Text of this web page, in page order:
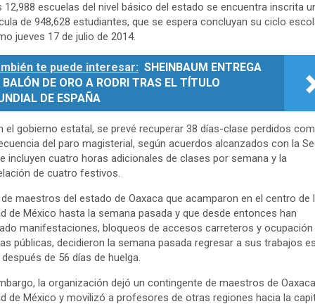
12,988 escuelas del nivel básico del estado se encuentra inscrita
de 948,628 estudiantes, que se espera concluyan su ciclo
jueves 17 de julio de 2014.
te puede interesar: SHEINBAUM ENTREGA
BALÓN DE ORO A RODRI TRAS EL TÍTULO
DE ESPAÑA
el gobierno estatal, se prevé recuperar 38 días-clase perdidos
del paro magisterial, según acuerdos alcanzados con la
incluyen cuatro horas adicionales de clases por semana y la
de cuatro festivos.
maestros del estado de Oaxaca que acamparon en el centro de
de México hasta la semana pasada y que desde entonces han
manifestaciones, bloqueos de accesos carreteros y ocupación
públicas, decidieron la semana pasada regresar a sus trabajos
de 56 días de huelga.
la organización dejó un contingente de maestros de
de México y movilizó a profesores de otras regiones hacia la